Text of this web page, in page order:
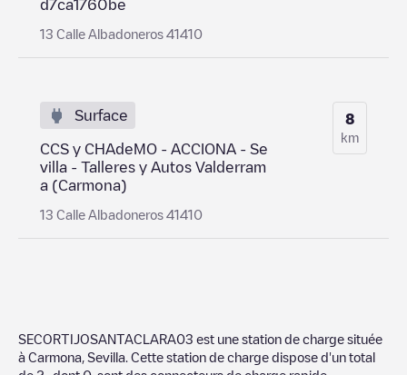
d7ca1760be
13 Calle Albadoneros 41410
Surface
CCS y CHAdeMO - ACCIONA - Se
villa - Talleres y Autos Valderram
a (Carmona)
13 Calle Albadoneros 41410
8
km
SECORTIJOSANTACLARA03 est une station de charge située
à Carmona Sevilla . Cette station de charge dispose d'un total